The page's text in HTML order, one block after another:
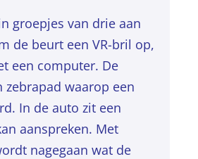
groepjes van drie aan
de beurt een VR-bril op,
een computer. De
zebrapad waarop een
In de auto zit een
aanspreken. Met
nagegaan wat de